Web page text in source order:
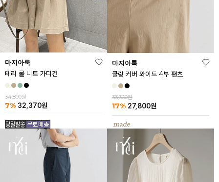
마지아룩
테리 쿨 니트 가디건
34,800원
7% 32,370원
마지아룩
쿨링 커버 와이드 4부 팬츠
33,360원
17% 27,800원